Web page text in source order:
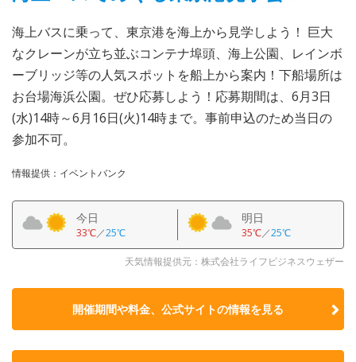
海上バスに乗って、東京港を海上から見学しよう！ 巨大
なクレーンが立ち並ぶコンテナ埠頭、海上公園、レインボ
ーブリッジ等の人気スポットを船上から案内！下船場所は
お台場海浜公園。ぜひ応募しよう！応募期間は、6月3日
(水)14時～6月16日(火)14時まで。事前申込のため当日の
参加不可。
情報提供：イベントバンク
今日
33℃／25℃
明日
35℃／25℃
天気情報提供元：株式会社ライフビジネスウェザー
開催期間や料金、公式サイトの情報を見る